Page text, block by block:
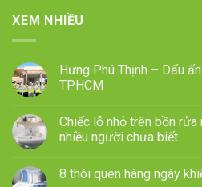
XEM NHIỀU
Hưng Phú Thịnh – Dấu
TPHCM
Chiếc lỗ nhỏ trên bồn
nhiều người chưa biết
8 thói quen hàng ngày